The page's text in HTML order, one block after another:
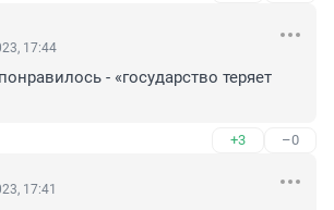
17:44
- «государство теряет
+3 –0
17:41